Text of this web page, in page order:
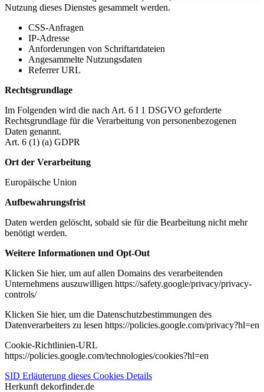
Nutzung dieses Dienstes gesammelt werden.
CSS-Anfragen
IP-Adresse
Anforderungen von Schriftartdateien
Angesammelte Nutzungsdaten
Referrer URL
Rechtsgrundlage
Im Folgenden wird die nach Art. 6 I 1 DSGVO geforderte
Rechtsgrundlage für die Verarbeitung von personenbezogenen
Daten genannt.
Art. 6 (1) (a) GDPR
Ort der Verarbeitung
Europäische Union
Aufbewahrungsfrist
Daten werden gelöscht, sobald sie für die Bearbeitung nicht mehr
benötigt werden.
Weitere Informationen und Opt-Out
Klicken Sie hier, um auf allen Domains des verarbeitenden
Unternehmens auszuwilligen https://safety.google/privacy/privacy-
controls/
Klicken Sie hier, um die Datenschutzbestimmungen des
Datenverarbeiters zu lesen https://policies.google.com/privacy?hl=en
Cookie-Richtlinien-URL
https://policies.google.com/technologies/cookies?hl=en
SID Erläuterung dieses Cookies Details
Herkunft dekorfinder.de